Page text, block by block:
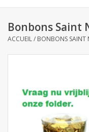
Biscuits pour le café
Boissons
Biscuits apéritifs /
Bonbons Saint
ACCUEIL/ BONBONS SAINT